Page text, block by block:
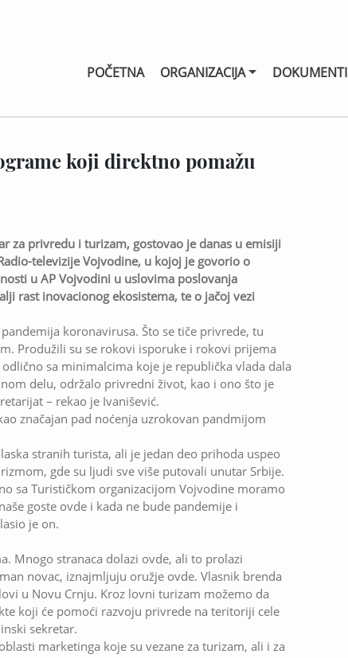
POČETNA ORGANIZACIJA DOKUMENTI
koji direktno pomažu
za privredu i turizam, gostovao je danas u emisiji
televizije Vojvodine, u kojoj je govorio o
u AP Vojvodini u uslovima poslovanja
rast inovacionog ekosistema, te o jačoj vezi
koronavirusa. Što se tiče privrede, tu
Produžili su se rokovi isporuke i rokovi prijema
sa minimalcima koje je republička vlada dala
delu, održalo privredni život, kao i ono što je
– rekao je Ivanišević.
značajan pad noćenja uzrokovan pandmijom
stranih turista, ali je jedan deo prihoda uspeo
gde su ljudi sve više putovali unutar Srbije.
sa Turističkom organizacijom Vojvodine moramo
goste ovde i kada ne bude pandemije i
je on.
Mnogo stranaca dolazi ovde, ali to prolazi
novac, iznajmljuju oružje ovde. Vlasnik brenda
u Novu Crnju. Kroz lovni turizam možemo da
koji će pomoći razvoju privrede na teritoriji cele
sekretar.
marketinga koje su vezane za turizam, ali i za